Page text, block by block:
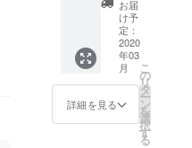
数量限
定無
し） ・
書籍全3
お届
け予
定：
2020
年03
月
詳細を見る
こ
の
リ
タ
ー
ン
を
選
択
す
る